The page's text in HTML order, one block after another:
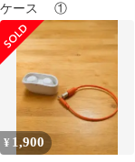
ケース ①
¥ 1,900